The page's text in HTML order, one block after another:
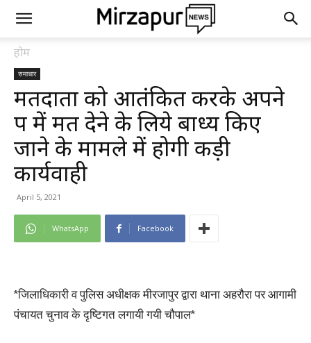
होम
समाचार
मतदाता को आतंकित करके अपने
पक्ष में मत देने के लिये बाध्य किए
जाने के मामले में होगी कड़ी
कार्यवाही
April 5, 2021
WhatsApp Facebook
*जिलाधिकारी व पुलिस अधीक्षक मीरजापुर द्वारा थाना अहरौरा पर आगामी
पंचायत चुनाव के दृष्टिगत लगायी गयी चौपाल*